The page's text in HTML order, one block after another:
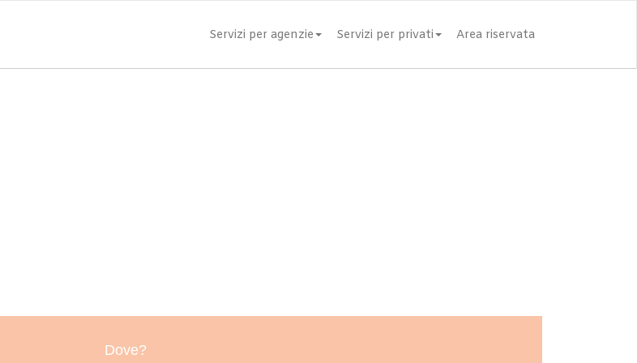
Servizi per agenzie Servizi per privati Area riservata
Dove?